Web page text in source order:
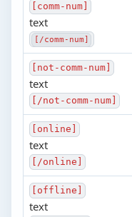
[comm-num]
text
[/comm-num]
[not-comm-num]
text
[/not-comm-num]
[online]
text
[/online]
[offline]
text